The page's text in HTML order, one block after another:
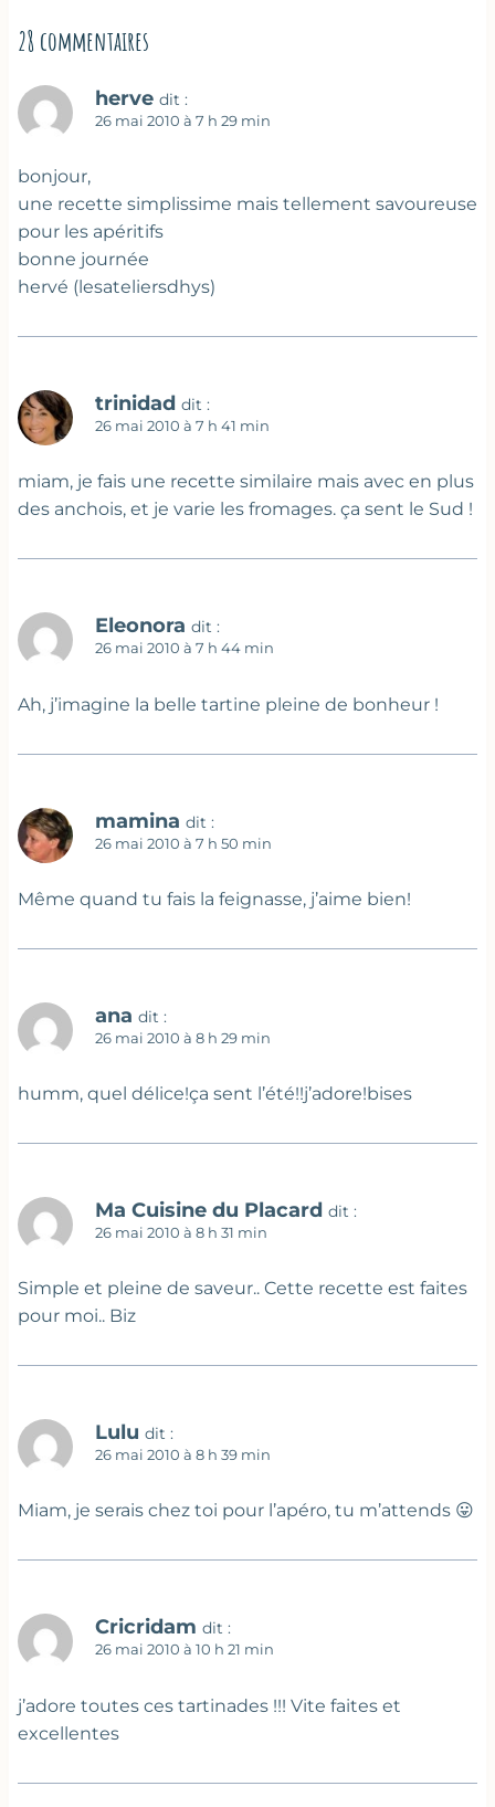
28 commentaires
herve dit :
26 mai 2010 à 7 h 29 min
bonjour,
une recette simplissime mais tellement savoureuse
pour les apéritifs
bonne journée
hervé (lesateliersdhys)
trinidad dit :
26 mai 2010 à 7 h 41 min
miam, je fais une recette similaire mais avec en plus
des anchois, et je varie les fromages. ça sent le Sud !
Eleonora dit :
26 mai 2010 à 7 h 44 min
Ah, j’imagine la belle tartine pleine de bonheur !
mamina dit :
26 mai 2010 à 7 h 50 min
Même quand tu fais la feignasse, j’aime bien!
ana dit :
26 mai 2010 à 8 h 29 min
humm, quel délice!ça sent l’été!!j’adore!bises
Ma Cuisine du Placard dit :
26 mai 2010 à 8 h 31 min
Simple et pleine de saveur.. Cette recette est faites
pour moi.. Biz
Lulu dit :
26 mai 2010 à 8 h 39 min
Miam, je serais chez toi pour l’apéro, tu m’attends 😛
Cricridam dit :
26 mai 2010 à 10 h 21 min
j’adore toutes ces tartinades !!! Vite faites et
excellentes